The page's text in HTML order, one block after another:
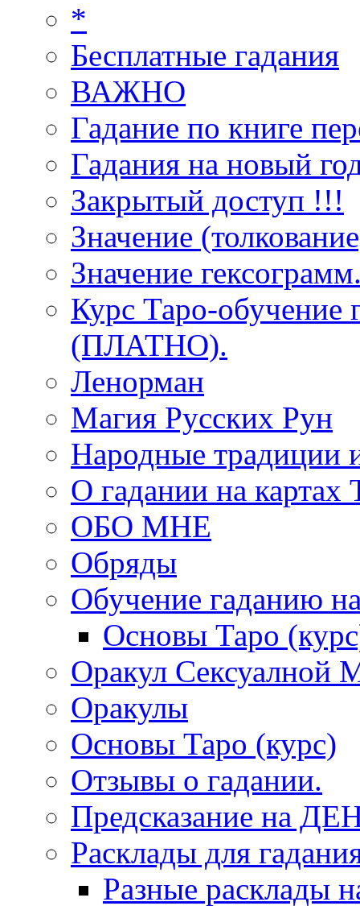
*
Бесплатные гадания
ВАЖНО
Гадание по книге
Гадания на новый
Закрытый доступ !!!
Значение
Значение
Курс Таро-обучение
(ПЛАТНО).
Ленорман
Магия Русских Рун
Народные традиции
О гадании на картах
ОБО МНЕ
Обряды
Обучение гаданию
Основы Таро
Оракул Сексуалной
Оракулы
Основы Таро (курс)
Отзывы о гадании.
Предсказание на
Расклады для
Разные расклады